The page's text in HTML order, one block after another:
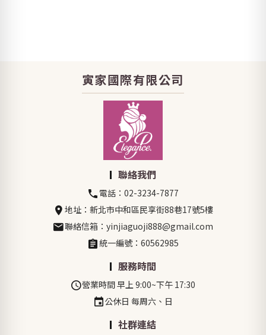
寅家國際有限公司
聯絡我們
電話：02-3234-7877
地址：新北市中和區民享街88巷17號5樓
聯絡信箱：yinjiaguoji888@gmail.com
統一編號：60562985
服務時間
營業時間 早上 9:00~下午 17:30
公休日 每周六、日
社群連結